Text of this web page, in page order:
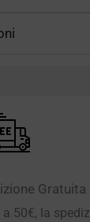
Gratuita
50€, la